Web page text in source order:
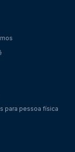
para pessoa física